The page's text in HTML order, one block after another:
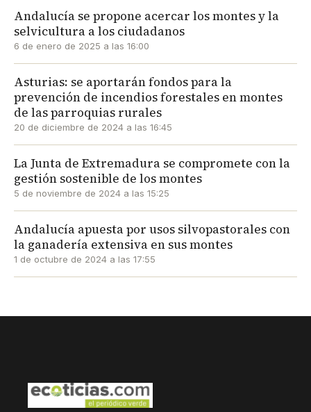
Andalucía se propone acercar los montes y la
selvicultura a los ciudadanos
6 de enero de 2025 a las 16:00
Asturias: se aportarán fondos para la
prevención de incendios forestales en montes
de las parroquias rurales
20 de diciembre de 2024 a las 16:45
La Junta de Extremadura se compromete con la
gestión sostenible de los montes
5 de noviembre de 2024 a las 15:25
Andalucía apuesta por usos silvopastorales con
la ganadería extensiva en sus montes
1 de octubre de 2024 a las 17:55